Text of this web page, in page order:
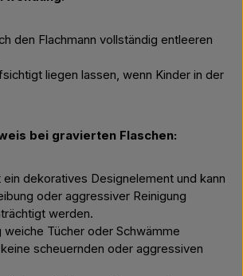
den Flachmann vollständig entleeren
liegen lassen, wenn Kinder in der
bei gravierten Flaschen:
ein dekoratives Designelement und kann
oder aggressiver Reinigung
werden.
weiche Tücher oder Schwämme
scheuernden oder aggressiven